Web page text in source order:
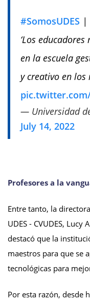
#SomosUDES |
‘Los
en la escuela
y creativo en los
— Universidad
July 14, 2022
Profesores a la
Entre tanto, la
UDES - CVUDES,
destacó que la
maestros para que se
tecnológicas para
Por esta razón, desde